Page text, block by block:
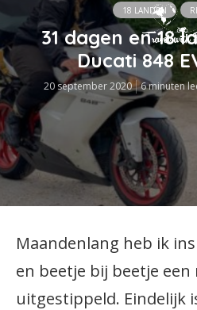
18 LANDEN
31 dagen en 18
Ducati 848
20 september 2020 6 minuten
Maandenlang heb ik
en beetje bij beetje
uitgestippeld. Eindelijk